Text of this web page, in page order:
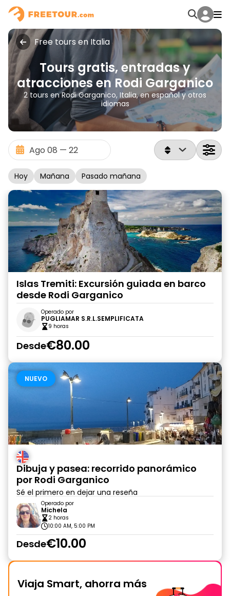
Free tours en Italia
Tours gratis, entradas y
atracciones en Rodi Garganico
2 tours en Rodi Garganico, Italia, en español y otros
idiomas
Hoy Mañana Pasado mañana
Islas Tremiti: Excursión guiada en barco
desde Rodi Garganico
Operado por
PUGLIAMAR S.R.L.SEMPLIFICATA
9 horas
Desde€80.00
NUEVO
Dibuja y pasea: recorrido panorámico
por Rodi Garganico
Sé el primero en dejar una reseña
Operado por
Michela
2 horas
10:00 AM, 5:00 PM
Desde€10.00
Viaja Smart, ahorra más